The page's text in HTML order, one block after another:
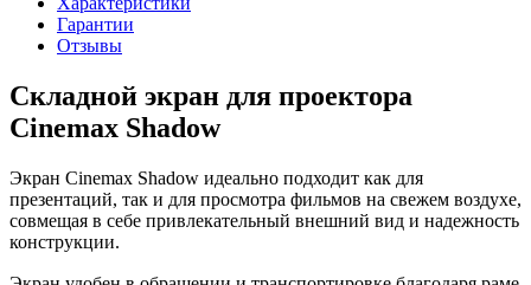
Гарантии
Отзывы
Складной экран для проектора
Cinemax Shadow
Экран Cinemax Shadow идеально подходит как для
презентаций, так и для просмотра фильмов на свежем воздухе,
совмещая в себе привлекательный внешний вид и надежность
конструкции.